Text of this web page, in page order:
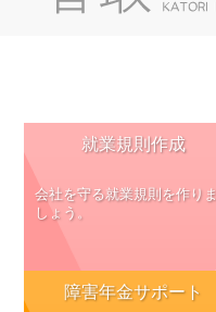
就業規則作成
会社を守る就業規則を作りま
しょう。
障害年金サポート